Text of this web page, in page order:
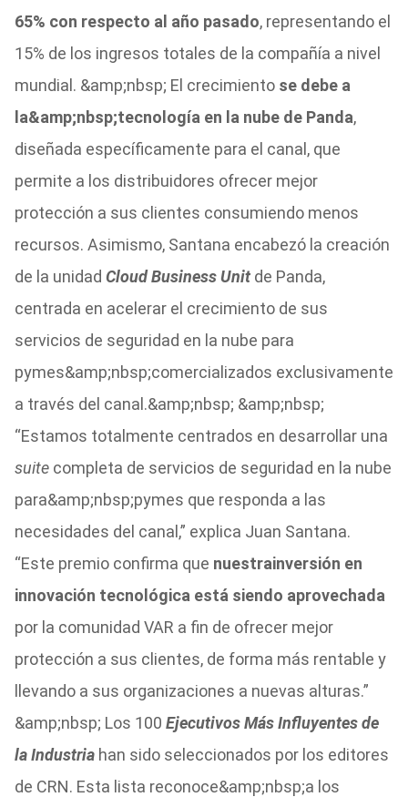
65% con respecto al año pasado, representando el
15% de los ingresos totales de la compañía a nivel
mundial. &amp;nbsp; El crecimiento se debe a
la&amp;nbsp;tecnología en la nube de Panda,
diseñada específicamente para el canal, que
permite a los distribuidores ofrecer mejor
protección a sus clientes consumiendo menos
recursos. Asimismo, Santana encabezó la creación
de la unidad Cloud Business Unitde Panda,
centrada en acelerar el crecimiento de sus
servicios de seguridad en la nube para
pymes&amp;nbsp;comercializados exclusivamente
a través del canal.&amp;nbsp; &amp;nbsp;
“Estamos totalmente centrados en desarrollar una
suite completa de servicios de seguridad en la nube
para&amp;nbsp;pymes que responda a las
necesidades del canal,” explica Juan Santana.
“Este premio confirma que nuestrainversión en
innovación tecnológica está siendo aprovechada
por la comunidad VAR a fin de ofrecer mejor
protección a sus clientes, de forma más rentable y
llevando a sus organizaciones a nuevas alturas.”
&amp;nbsp; Los 100 Ejecutivos Más Influyentes de
la Industriahan sido seleccionados por los editores
de CRN. Esta lista reconoce&amp;nbsp;a los